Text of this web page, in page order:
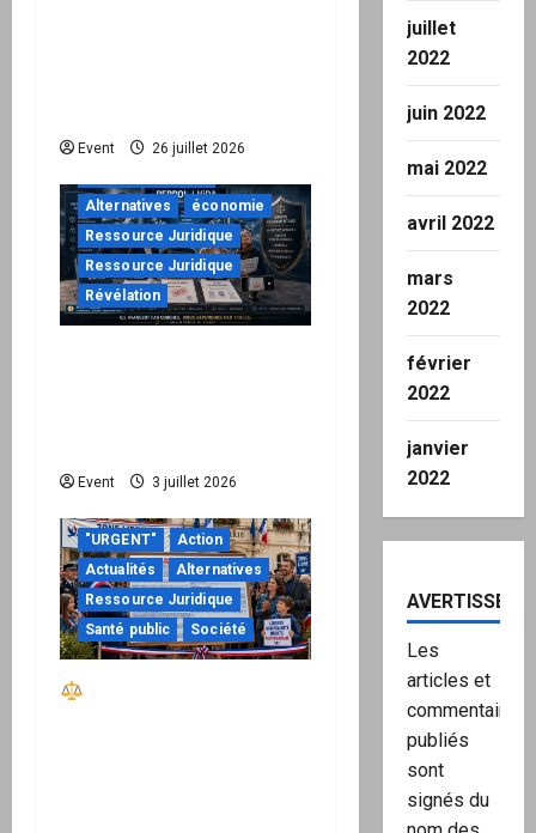
Event 26 juillet 2026
"URGENT"
Alternatives
économie
Ressource Juridique
Ressource Juridique
Révélation
Event 3 juillet 2026
"URGENT"
Action
Actualités
Alternatives
Ressource Juridique
Santé public
Société
juillet
2022
juin 2022
mai 2022
avril 2022
mars
2022
février
2022
janvier
2022
Les
articles et
commentaires
publiés
sont
signés du